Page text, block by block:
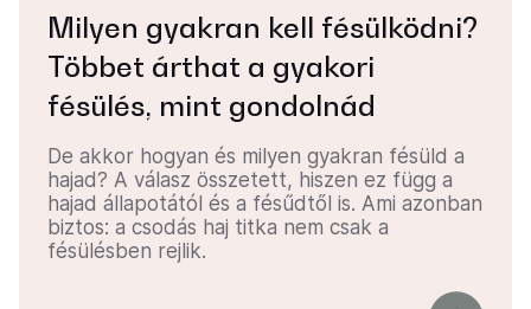
Milyen gyakran kell fésülködni?
Többet árthat a gyakori
fésülés, mint gondolnád
De akkor hogyan és milyen gyakran fésüld a
hajad? A válasz összetett, hiszen ez függ a
hajad állapotától és a fésűdtől is. Ami azonban
biztos: a csodás haj titka nem csak a
fésülésben rejlik.